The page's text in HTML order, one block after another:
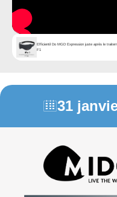
Efficientil Do MGD Expression juste après le
F1
31